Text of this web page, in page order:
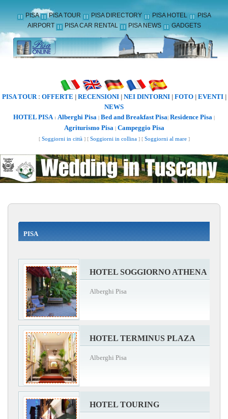
PISA PISA TOUR PISA DIRECTORY PISA HOTEL
PISA
AIRPORT
PISA CAR RENTAL PISA NEWS GADGETS
PISA TOUR: OFFERTE RECENSIONI| NEI DINTORNI| FOTO| EVENTI|
NEWS
HOTEL PISA: Alberghi Pisa | Bed and Breakfast Pisa| Residence Pisa |
Agriturismo Pisa| Campeggio Pisa
[ Soggiorni in città] [ Soggiorni in collina] [ Soggiorni al mare]
PISA
HOTEL SOGGIORNO ATHENA
Alberghi Pisa
HOTEL TERMINUS PLAZA
Alberghi Pisa
HOTEL TOURING